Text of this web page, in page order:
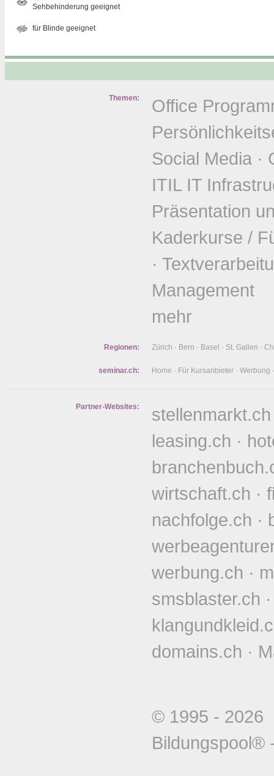
Sehbehinderung geeignet
für Blinde geeignet
Themen:
Office
Social Media ·
ITIL IT
Präsentation
Kaderkurse /
·
Management
mehr
Regionen: Zürich · Bern · Basel · St. Gallen ·
seminar.ch: Home · Für Kursanbieter · Werbung
Partner-Websites: stellenmarkt.ch
leasing.ch ·
wirtschaft.ch ·
nachfolge.ch ·
werbung.ch ·
smsblaster.ch
domains.ch ·
© 1995 -
Bildungspool®